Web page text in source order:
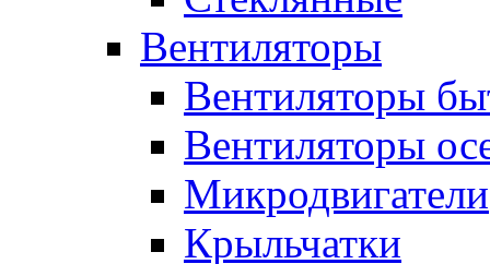
Вентиляторы
Вентиляторы
Вентиляторы
Микродвигатели
Крыльчатки